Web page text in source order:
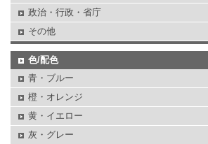
政治・行政・省庁
その他
色/配色
青・ブルー
橙・オレンジ
黄・イエロー
灰・グレー